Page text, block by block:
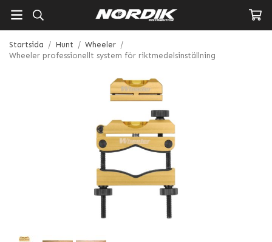
Startsida / Hunt / Wheeler /
Wheeler professionellt system för riktmedelsinställning